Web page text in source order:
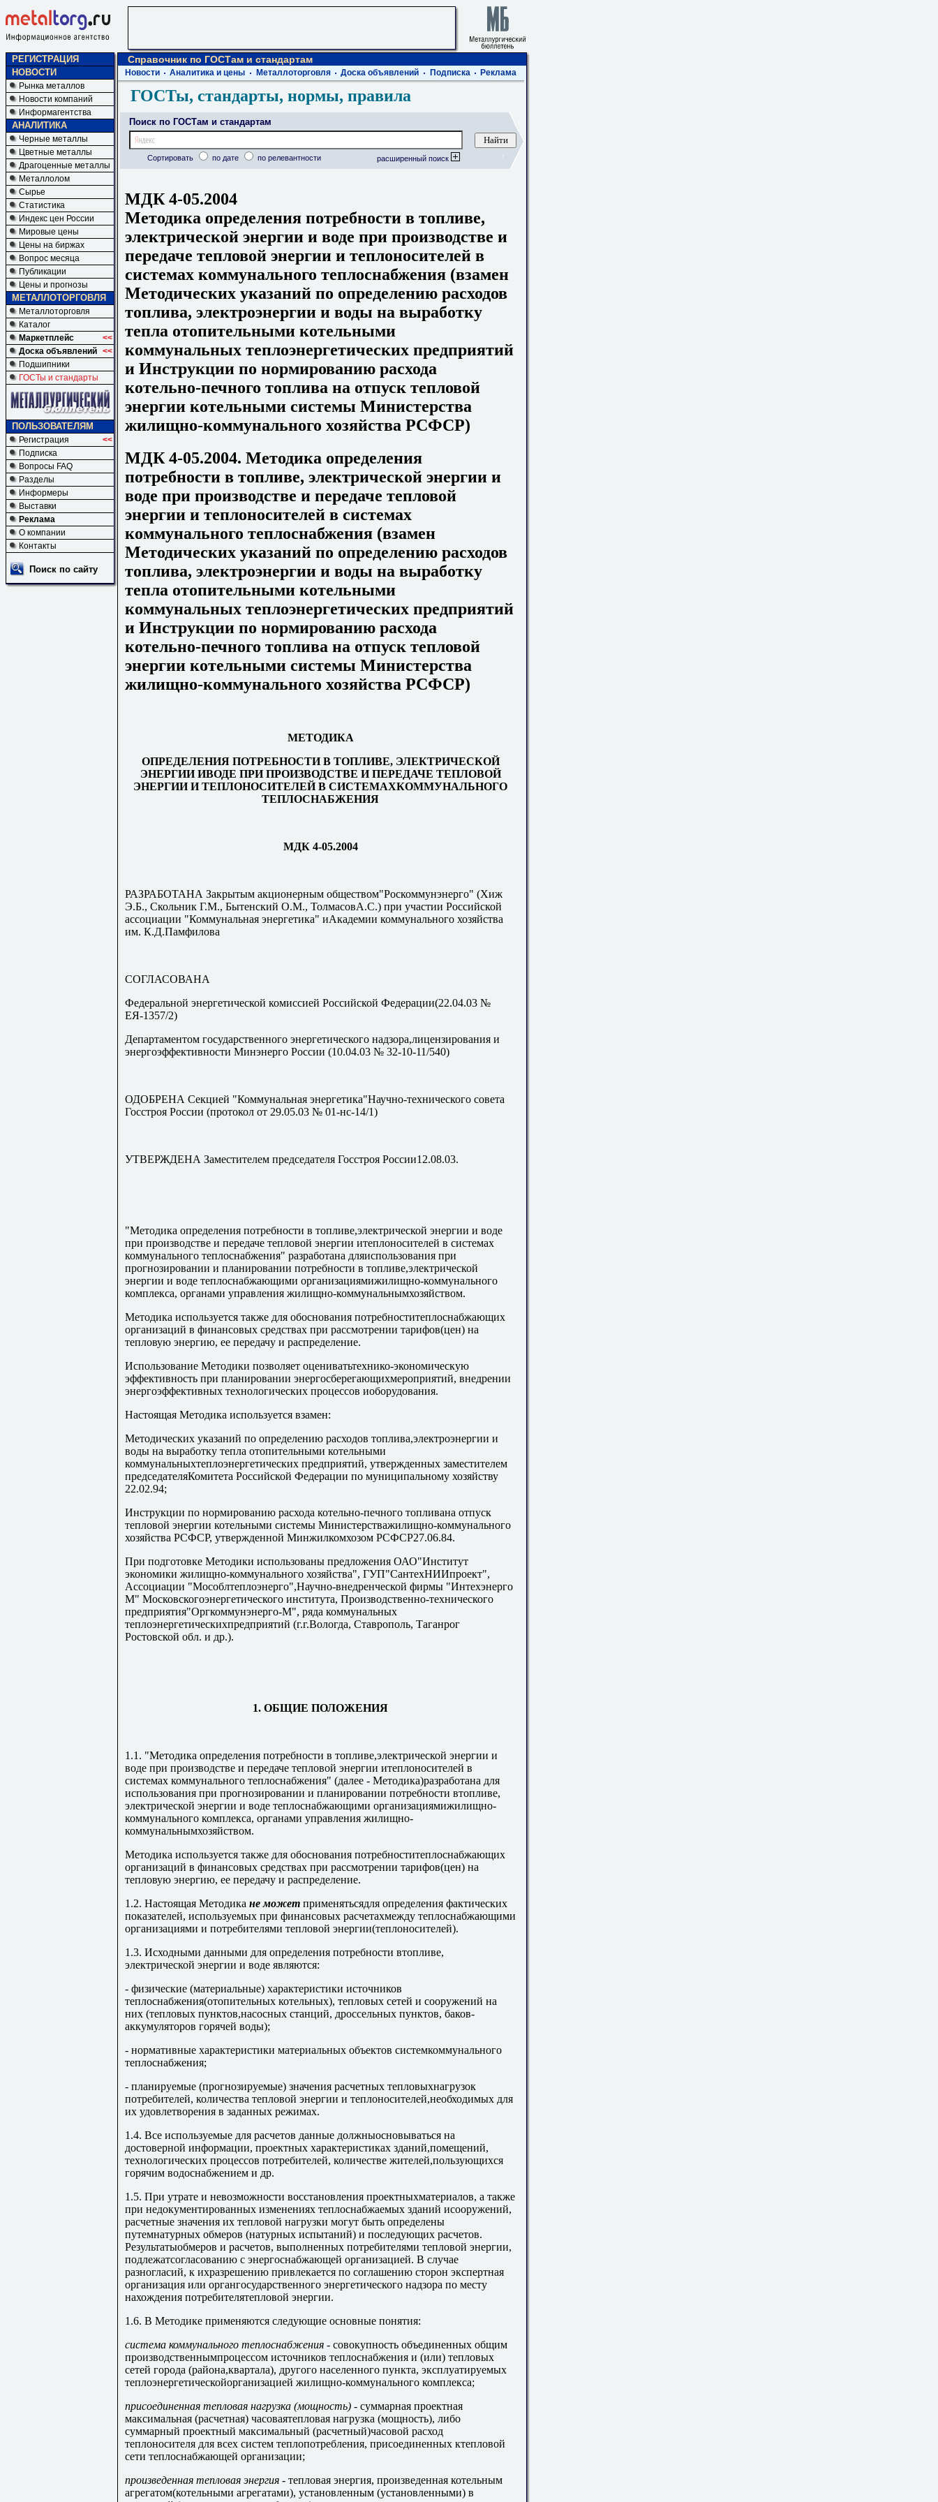
РЕГИСТРАЦИЯ
НОВОСТИ
Рынка металлов
Новости компаний
Информагентства
АНАЛИТИКА
Черные металлы
Цветные металлы
Драгоценные металлы
Металлолом
Сырье
Статистика
Индекс цен России
Мировые цены
Цены на биржах
Вопрос месяца
Публикации
Цены и прогнозы
МЕТАЛЛОТОРГОВЛЯ
Металлоторговля
Каталог
Маркетплейс
<<
Доска объявлений <<
Подшипники
ГОСТы и стандарты
ПОЛЬЗОВАТЕЛЯМ
Регистрация
<<
Подписка
Вопросы FAQ
Разделы
Информеры
Выставки
Реклама
О компании
Контакты
Поиск по сайту
Справочник по ГОСТам и стандартам
Новости Аналитика и цены Металлоторговля Доска объявлений Подписка Реклама
ГОСТы, стандарты, нормы, правила
Поиск по ГОСТам и стандартам
Сортировать по дате по релевантности расширенный поиск
МДК 4-05.2004
Методика определения потребности в топливе,
электрической энергии и воде при производстве и
передаче тепловой энергии и теплоносителей в
системах коммунального теплоснабжения (взамен
Методических указаний по определению расходов
топлива, электроэнергии и воды на выработку
тепла отопительными котельными
коммунальных теплоэнергетических предприятий
и Инструкции по нормированию расхода
котельно-печного топлива на отпуск тепловой
энергии котельными системы Министерства
жилищно-коммунального хозяйства РСФСР)
МДК 4-05.2004. Методика определения
потребности в топливе, электрической энергии и
воде при производстве и передаче тепловой
энергии и теплоносителей в системах
коммунального теплоснабжения (взамен
Методических указаний по определению расходов
топлива, электроэнергии и воды на выработку
тепла отопительными котельными
коммунальных теплоэнергетических предприятий
и Инструкции по нормированию расхода
котельно-печного топлива на отпуск тепловой
энергии котельными системы Министерства
жилищно-коммунального хозяйства РСФСР)
МЕТОДИКА
ОПРЕДЕЛЕНИЯ ПОТРЕБНОСТИ В ТОПЛИВЕ, ЭЛЕКТРИЧЕСКОЙ
ЭНЕРГИИ ИВОДЕ ПРИ ПРОИЗВОДСТВЕ И ПЕРЕДАЧЕ ТЕПЛОВОЙ
ЭНЕРГИИ И ТЕПЛОНОСИТЕЛЕЙ В СИСТЕМАХКОММУНАЛЬНОГО
ТЕПЛОСНАБЖЕНИЯ
МДК 4-05.2004
РАЗРАБОТАНА Закрытым акционерным обществом"Роскоммунэнерго" (Хиж
Э.Б., Скольник Г.М., Бытенский О.М., ТолмасовА.С.) при участии Российской
ассоциации "Коммунальная энергетика" иАкадемии коммунального хозяйства
им. К.Д.Памфилова
СОГЛАСОВАНА
Федеральной энергетической комиссией Российской Федерации(22.04.03 №
ЕЯ-1357/2)
Департаментом государственного энергетического надзора,лицензирования и
энергоэффективности Минэнерго России (10.04.03 № 32-10-11/540)
ОДОБРЕНА Секцией "Коммунальная энергетика"Научно-технического совета
Госстроя России (протокол от 29.05.03 № 01-нс-14/1)
УТВЕРЖДЕНА Заместителем председателя Госстроя России12.08.03.
"Методика определения потребности в топливе,электрической энергии и воде
при производстве и передаче тепловой энергии итеплоносителей в системах
коммунального теплоснабжения" разработана дляиспользования при
прогнозировании и планировании потребности в топливе,электрической
энергии и воде теплоснабжающими организациямижилищно-коммунального
комплекса, органами управления жилищно-коммунальнымхозяйством.
Методика используется также для обоснования потребноститеплоснабжающих
организаций в финансовых средствах при рассмотрении тарифов(цен) на
тепловую энергию, ее передачу и распределение.
Использование Методики позволяет оцениватьтехнико-экономическую
эффективность при планировании энергосберегающихмероприятий, внедрении
энергоэффективных технологических процессов иоборудования.
Настоящая Методика используется взамен:
Методических указаний по определению расходов топлива,электроэнергии и
воды на выработку тепла отопительными котельными
коммунальныхтеплоэнергетических предприятий, утвержденных заместителем
председателяКомитета Российской Федерации по муниципальному хозяйству
22.02.94;
Инструкции по нормированию расхода котельно-печного топливана отпуск
тепловой энергии котельными системы Министерстважилищно-коммунального
хозяйства РСФСР, утвержденной Минжилкомхозом РСФСР27.06.84.
При подготовке Методики использованы предложения ОАО"Институт
экономики жилищно-коммунального хозяйства", ГУП"СантехНИИпроект",
Ассоциации "Мособлтеплоэнерго",Научно-внедренческой фирмы "Интехэнерго
М" Московскогоэнергетического института, Производственно-технического
предприятия"Оргкоммунэнерго-М", ряда коммунальных
теплоэнергетическихпредприятий (г.г.Вологда, Ставрополь, Таганрог
Ростовской обл. и др.).
1. ОБЩИЕ ПОЛОЖЕНИЯ
1.1. "Методика определения потребности в топливе,электрической энергии и
воде при производстве и передаче тепловой энергии итеплоносителей в
системах коммунального теплоснабжения" (далее - Методика)разработана для
использования при прогнозировании и планировании потребности втопливе,
электрической энергии и воде теплоснабжающими организациямижилищно-
коммунального комплекса, органами управления жилищно-
коммунальнымхозяйством.
Методика используется также для обоснования потребноститеплоснабжающих
организаций в финансовых средствах при рассмотрении тарифов(цен) на
тепловую энергию, ее передачу и распределение.
1.2. Настоящая Методика не может применятьсядля определения фактических
показателей, используемых при финансовых расчетахмежду теплоснабжающими
организациями и потребителями тепловой энергии(теплоносителей).
1.3. Исходными данными для определения потребности втопливе,
электрической энергии и воде являются:
- физические (материальные) характеристики источников
теплоснабжения(отопительных котельных), тепловых сетей и сооружений на
них (тепловых пунктов,насосных станций, дроссельных пунктов, баков-
аккумуляторов горячей воды);
- нормативные характеристики материальных объектов системкоммунального
теплоснабжения;
- планируемые (прогнозируемые) значения расчетных тепловыхнагрузок
потребителей, количества тепловой энергии и теплоносителей,необходимых для
их удовлетворения в заданных режимах.
1.4. Все используемые для расчетов данные должныосновываться на
достоверной информации, проектных характеристиках зданий,помещений,
технологических процессов потребителей, количестве жителей,пользующихся
горячим водоснабжением и др.
1.5. При утрате и невозможности восстановления проектныхматериалов, а также
при недокументированных изменениях теплоснабжаемых зданий исооружений,
расчетные значения их тепловой нагрузки могут быть определены
путемнатурных обмеров (натурных испытаний) и последующих расчетов.
Результатыобмеров и расчетов, выполненных потребителями тепловой энергии,
подлежатсогласованию с энергоснабжающей организацией. В случае
разногласий, к ихразрешению привлекается по соглашению сторон экспертная
организация или органгосударственного энергетического надзора по месту
нахождения потребителятепловой энергии.
1.6. В Методике применяются следующие основные понятия:
система коммунального теплоснабжения - совокупность объединенных общим
производственнымпроцессом источников теплоснабжения и (или) тепловых
сетей города (района,квартала), другого населенного пункта, эксплуатируемых
теплоэнергетическойорганизацией жилищно-коммунального комплекса;
присоединенная тепловая нагрузка (мощность) - суммарная проектная
максимальная (расчетная) часоваятепловая нагрузка (мощность), либо
суммарный проектный максимальный (расчетный)часовой расход
теплоносителя для всех систем теплопотребления, присоединенных ктепловой
сети теплоснабжающей организации;
произведенная тепловая энергия - тепловая энергия, произведенная котельным
агрегатом(котельными агрегатами), установленным (установленными) в